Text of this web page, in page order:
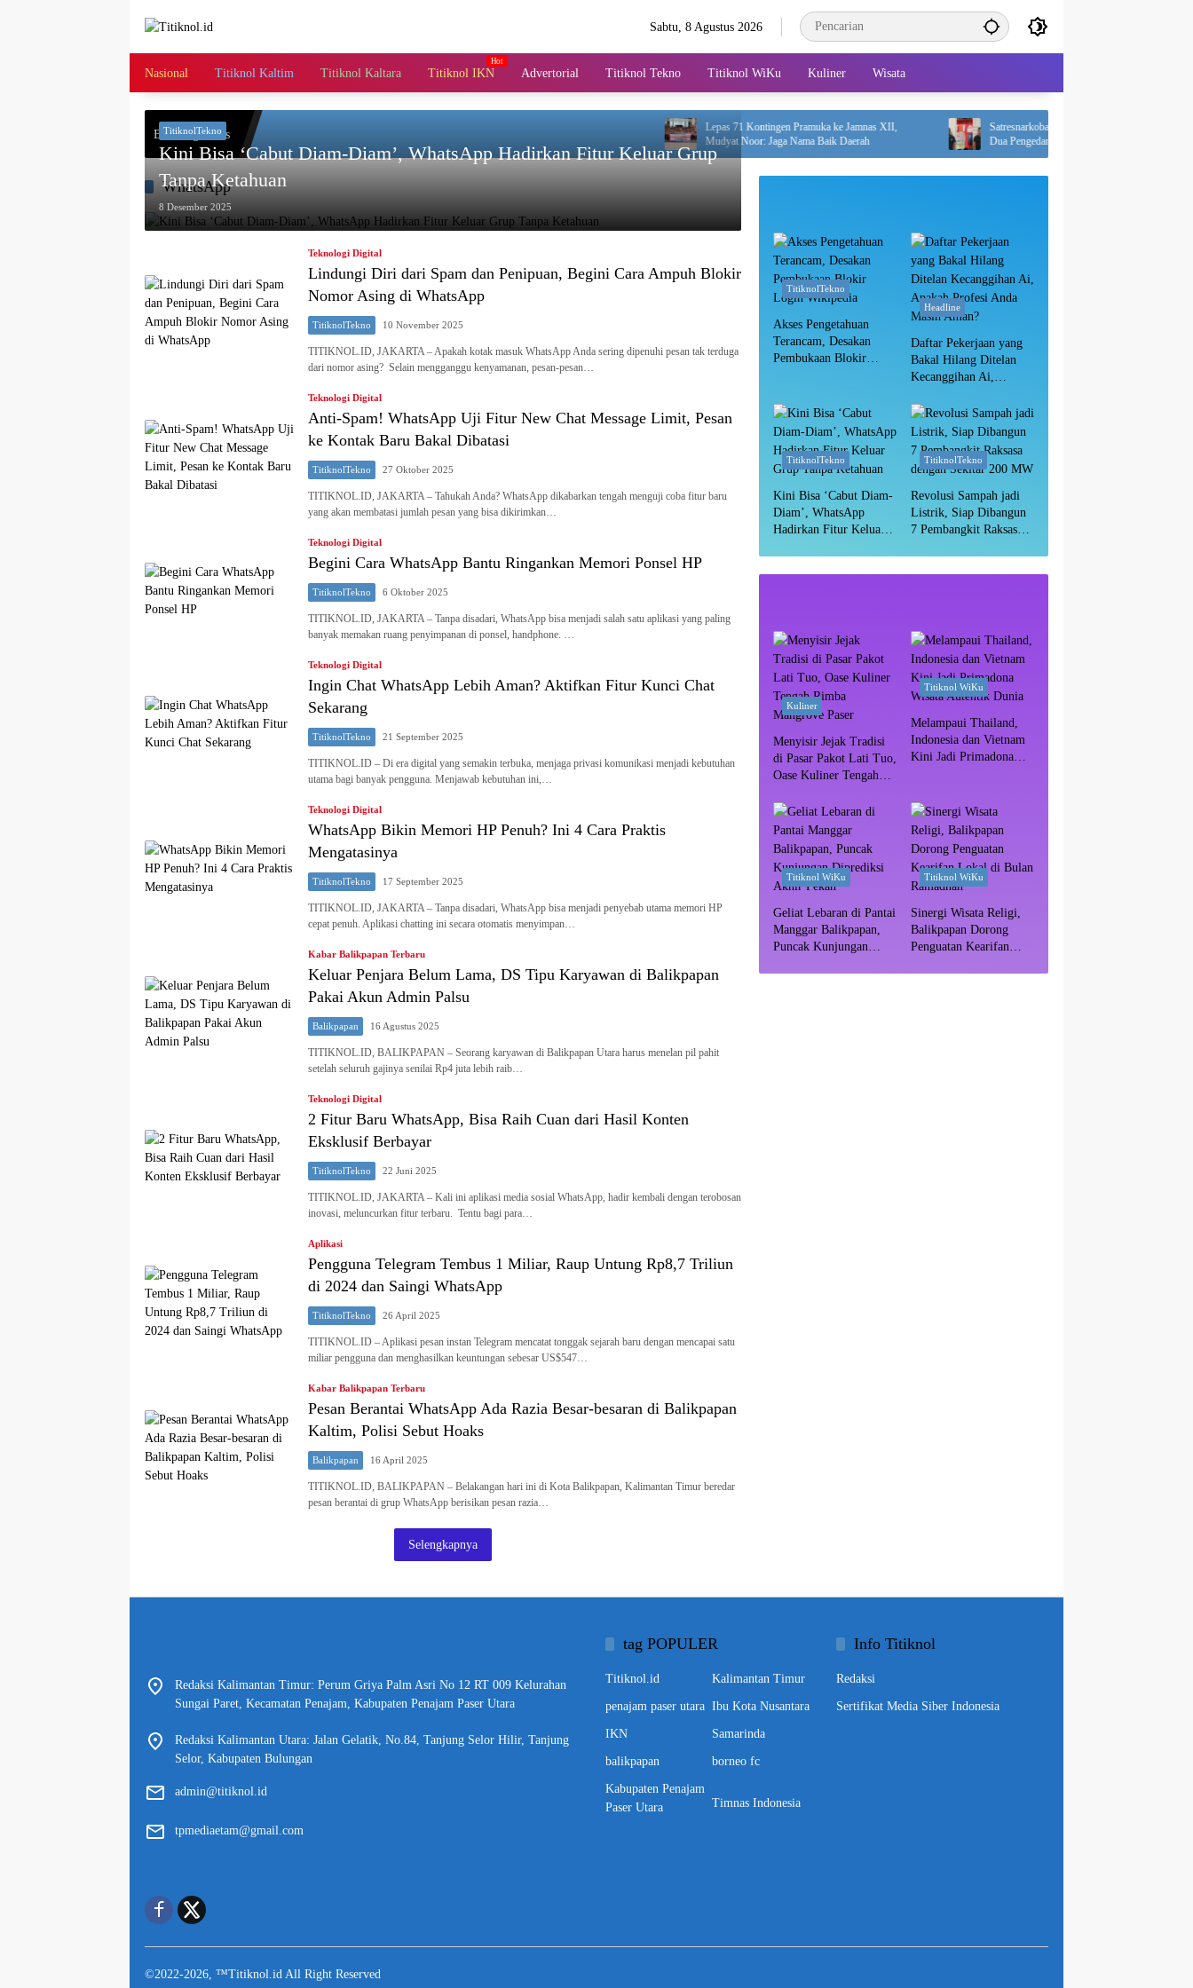
Sabtu, 8 Agustus 2026
Nasional Titiknol Kaltim Titiknol Kaltara Titiknol IKN Advertorial Titiknol Tekno Titiknol WiKu Kuliner Wisata
Breaking News
Lepas 71 Kontingen Pramuka ke Jamnas XII,
Mudyat Noor: Jaga Nama Baik Daerah
Satresnarkoba Polres PPU Bongkar Peredaran Sabu,
Dua Pengedar Diciduk dengan 12 Paket Narkotika
WhatsApp
TitiknolTekno
Kini Bisa ‘Cabut Diam-Diam’, WhatsApp Hadirkan Fitur Keluar Grup
Tanpa Ketahuan
8 Desember 2025
Teknologi Digital
Lindungi Diri dari Spam dan Penipuan, Begini Cara Ampuh Blokir
Nomor Asing di WhatsApp
TitiknolTekno 10 November 2025
TITIKNOL.ID, JAKARTA – Apakah kotak masuk WhatsApp Anda sering dipenuhi pesan tak terduga
dari nomor asing? Selain mengganggu kenyamanan, pesan-pesan…
Teknologi Digital
Anti-Spam! WhatsApp Uji Fitur New Chat Message Limit, Pesan
ke Kontak Baru Bakal Dibatasi
TitiknolTekno 27 Oktober 2025
TITIKNOL.ID, JAKARTA – Tahukah Anda? WhatsApp dikabarkan tengah menguji coba fitur baru
yang akan membatasi jumlah pesan yang bisa dikirimkan…
Teknologi Digital
Begini Cara WhatsApp Bantu Ringankan Memori Ponsel HP
TitiknolTekno 6 Oktober 2025
TITIKNOL.ID, JAKARTA – Tanpa disadari, WhatsApp bisa menjadi salah satu aplikasi yang paling
banyak memakan ruang penyimpanan di ponsel, handphone. …
Teknologi Digital
Ingin Chat WhatsApp Lebih Aman? Aktifkan Fitur Kunci Chat
Sekarang
TitiknolTekno 21 September 2025
TITIKNOL.ID – Di era digital yang semakin terbuka, menjaga privasi komunikasi menjadi kebutuhan
utama bagi banyak pengguna. Menjawab kebutuhan ini,…
Teknologi Digital
WhatsApp Bikin Memori HP Penuh? Ini 4 Cara Praktis
Mengatasinya
TitiknolTekno 17 September 2025
TITIKNOL.ID, JAKARTA – Tanpa disadari, WhatsApp bisa menjadi penyebab utama memori HP
cepat penuh. Aplikasi chatting ini secara otomatis menyimpan…
Kabar Balikpapan Terbaru
Keluar Penjara Belum Lama, DS Tipu Karyawan di Balikpapan
Pakai Akun Admin Palsu
Balikpapan 16 Agustus 2025
TITIKNOL.ID, BALIKPAPAN – Seorang karyawan di Balikpapan Utara harus menelan pil pahit
setelah seluruh gajinya senilai Rp4 juta lebih raib…
Teknologi Digital
2 Fitur Baru WhatsApp, Bisa Raih Cuan dari Hasil Konten
Eksklusif Berbayar
TitiknolTekno 22 Juni 2025
TITIKNOL.ID, JAKARTA – Kali ini aplikasi media sosial WhatsApp, hadir kembali dengan terobosan
inovasi, meluncurkan fitur terbaru. Tentu bagi para…
Aplikasi
Pengguna Telegram Tembus 1 Miliar, Raup Untung Rp8,7 Triliun
di 2024 dan Saingi WhatsApp
TitiknolTekno 26 April 2025
TITIKNOL.ID – Aplikasi pesan instan Telegram mencatat tonggak sejarah baru dengan mencapai satu
miliar pengguna dan menghasilkan keuntungan sebesar US$547…
Kabar Balikpapan Terbaru
Pesan Berantai WhatsApp Ada Razia Besar-besaran di Balikpapan
Kaltim, Polisi Sebut Hoaks
Balikpapan 16 April 2025
TITIKNOL.ID, BALIKPAPAN – Belakangan hari ini di Kota Balikpapan, Kalimantan Timur beredar
pesan berantai di grup WhatsApp berisikan pesan razia…
Selengkapnya
TitiknolTekno
Akses Pengetahuan
Terancam, Desakan
Pembukaan Blokir
Headline
Daftar Pekerjaan yang
Bakal Hilang Ditelan
Kecanggihan Ai,
Masih Aman?
TitiknolTekno
Kini Bisa ‘Cabut Diam-
Diam’, WhatsApp
Hadirkan Fitur Keluar
TitiknolTekno
Revolusi Sampah jadi
Listrik, Siap Dibangun
7 Pembangkit Raksasa
Kuliner
Menyisir Jejak Tradisi
di Pasar Pakot Lati Tuo,
Oase Kuliner Tengah
Titiknol WiKu
Melampaui Thailand,
Indonesia dan Vietnam
Kini Jadi Primadona
Titiknol WiKu
Geliat Lebaran di Pantai
Manggar Balikpapan,
Puncak Kunjungan
Titiknol WiKu
Sinergi Wisata Religi,
Balikpapan Dorong
Penguatan Kearifan
Redaksi Kalimantan Timur: Perum Griya Palm Asri No 12 RT 009 Kelurahan
Sungai Paret, Kecamatan Penajam, Kabupaten Penajam Paser Utara
Redaksi Kalimantan Utara: Jalan Gelatik, No.84, Tanjung Selor Hilir, Tanjung
Selor, Kabupaten Bulungan
admin@titiknol.id
tpmediaetam@gmail.com
tag POPULER
Titiknol.id Kalimantan Timur
penajam paser utara Ibu Kota Nusantara
IKN Samarinda
balikpapan borneo fc
Kabupaten Penajam
Paser Utara
Timnas Indonesia
Info Titiknol
Redaksi
Sertifikat Media Siber Indonesia
©2022-2026, ™Titiknol.id All Right Reserved